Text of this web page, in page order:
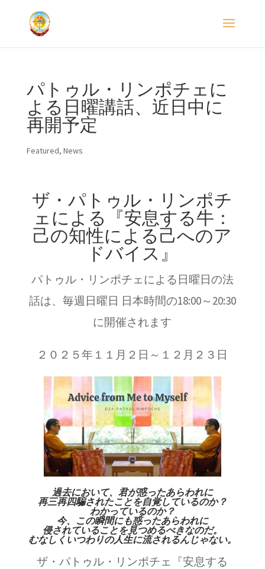
パトゥル・リンポチェに
よる日曜講話、近日中に
再開予定
Featured, News
ザ・パトゥル・リンポチ
ェによる『安息する牛：
己の知性による己へのア
ドバイス』
パトゥル・リンポチェによる日曜日の法
話は、毎週日曜日 日本時間の18:00～20:30
に開催されます
２０２５年１１月２日～１２月２３日
過去において、君が惑ったあらわれに
再三再四騙されたことを自覚しているのか？
わかっているのか？
今、この瞬間にも惑ったあらわれに
侵されていることを見つめるべきなのだ。
むなしくいつわりの人生に流されるんじゃない。
ザ・パトゥル・リンポチェ『安息する